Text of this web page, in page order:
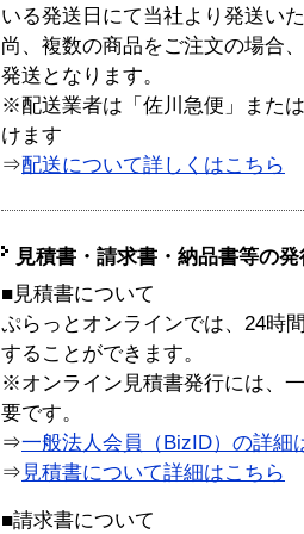
いる発送日にて当社より発送い
尚、複数の商品をご注文の場合
発送となります。
※配送業者は「佐川急便」また
けます
⇒配送について詳しくはこちら
見積書・請求書・納品書等の
■見積書について
ぷらっとオンラインでは、24時
することができます。
※オンライン見積書発行には、
要です。
⇒一般法人会員（BizID）の詳細
⇒ 見積書について詳細はこちら
■請求書について